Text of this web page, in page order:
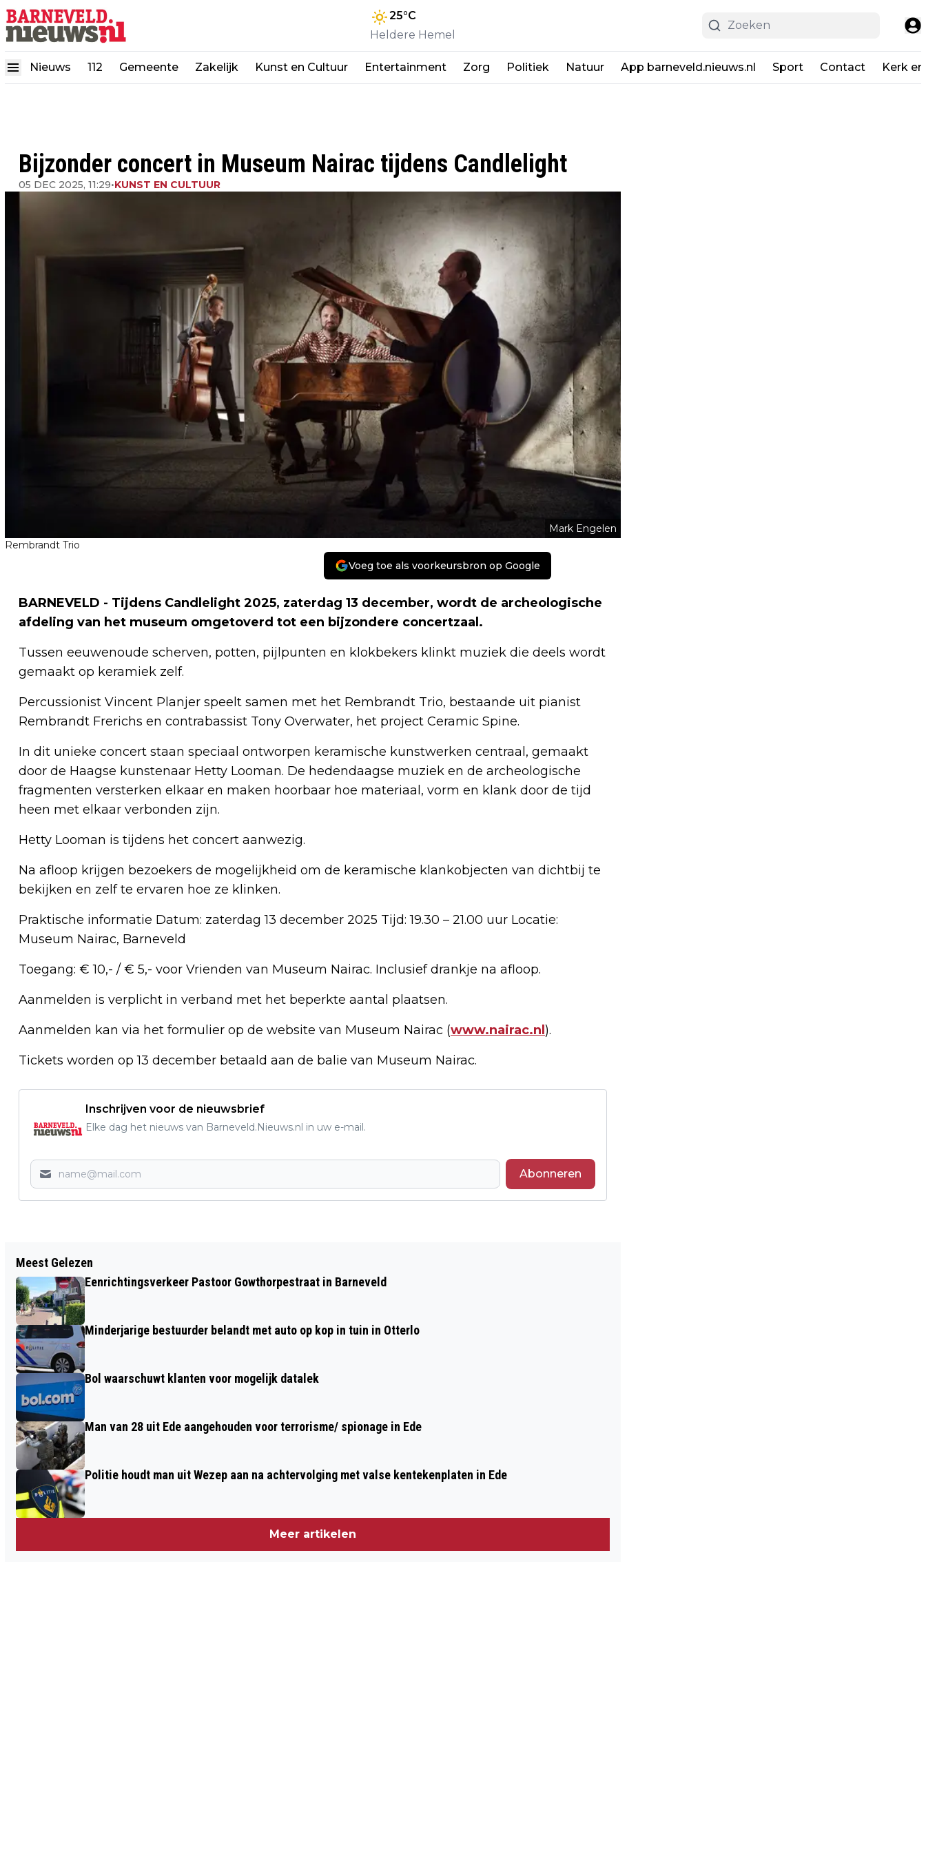
25°C
Heldere Hemel
Nieuws 112 Gemeente Zakelijk Kunst en Cultuur Entertainment Zorg Politiek Natuur App barneveld.nieuws.nl Sport Contact Kerk
Bijzonder concert in Museum Nairac tijdens Candlelight
05 DEC 2025, 11:29•KUNST EN CULTUUR
Mark Engelen
Rembrandt Trio
Voeg toe als voorkeursbron op Google
BARNEVELD - Tijdens Candlelight 2025, zaterdag 13 december, wordt de archeologische
afdeling van het museum omgetoverd tot een bijzondere concertzaal.
Tussen eeuwenoude scherven, potten, pijlpunten en klokbekers klinkt muziek die deels wordt
gemaakt op keramiek zelf.
Percussionist Vincent Planjer speelt samen met het Rembrandt Trio, bestaande uit pianist
Rembrandt Frerichs en contrabassist Tony Overwater, het project Ceramic Spine.
In dit unieke concert staan speciaal ontworpen keramische kunstwerken centraal, gemaakt
door de Haagse kunstenaar Hetty Looman. De hedendaagse muziek en de archeologische
fragmenten versterken elkaar en maken hoorbaar hoe materiaal, vorm en klank door de tijd
heen met elkaar verbonden zijn.
Hetty Looman is tijdens het concert aanwezig.
Na afloop krijgen bezoekers de mogelijkheid om de keramische klankobjecten van dichtbij te
bekijken en zelf te ervaren hoe ze klinken.
Praktische informatie Datum: zaterdag 13 december 2025 Tijd: 19.30 – 21.00 uur Locatie:
Museum Nairac, Barneveld
Toegang: € 10,- / € 5,- voor Vrienden van Museum Nairac. Inclusief drankje na afloop.
Aanmelden is verplicht in verband met het beperkte aantal plaatsen.
Aanmelden kan via het formulier op de website van Museum Nairac (www.nairac.nl ).
Tickets worden op 13 december betaald aan de balie van Museum Nairac.
Inschrijven voor de nieuwsbrief
Elke dag het nieuws van Barneveld.Nieuws.nl in uw e-mail.
Abonneren
INFORMATIEAVOND
WOONWERKLANDSCHAP VOORTHUIZEN
PERSONEEL CAFÉ PETTICOAT, GIJZELT
VUGHT - UPDATE: GIJZELING IS
Meest Gelezen
Eenrichtingsverkeer Pastoor Gowthorpestraat in Barneveld
Minderjarige bestuurder belandt met auto op kop in tuin in Otterlo
Bol waarschuwt klanten voor mogelijk datalek
Man van 28 uit Ede aangehouden voor terrorisme/ spionage in Ede
Politie houdt man uit Wezep aan na achtervolging met valse kentekenplaten in Ede
Meer artikelen